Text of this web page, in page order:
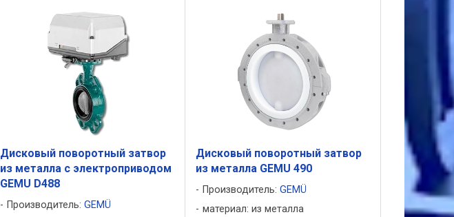
Дисковый поворотный затвор
из металла с электроприводом
GEMU D488
Производитель:GEMÜ
Дисковый поворотный затвор
из металла GEMU 490
Производитель: GEMÜ
материал: из металла